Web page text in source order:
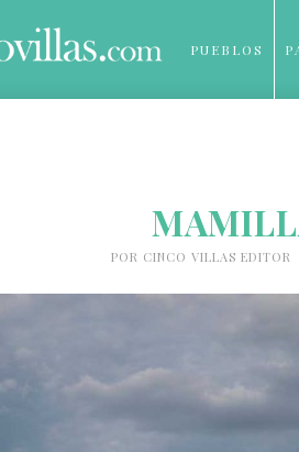
PUEBLOS
POR CINCO VILLAS EDITOR